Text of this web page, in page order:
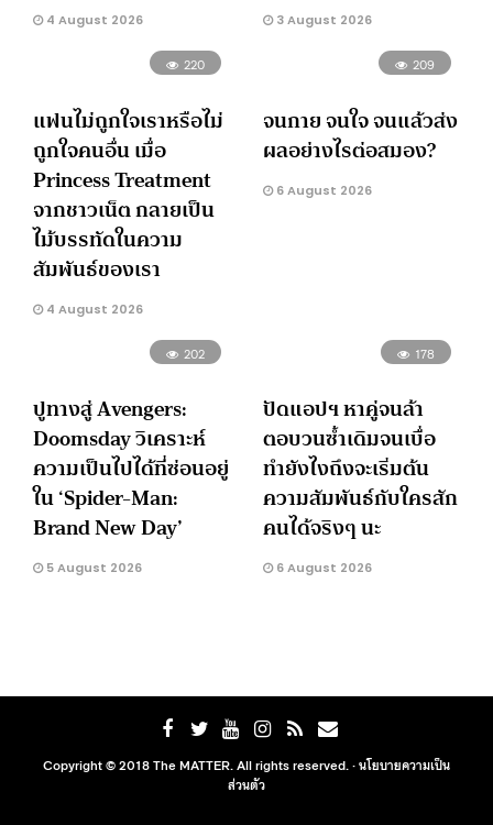
4 August 2026 3 August 2026
220
แฟนไม่ถูกใจเราหรือไม่
ถูกใจคนอื่น เมื่อ
Princess Treatment
จากชาวเน็ต กลายเป็น
ไม้บรรทัดในความ
สัมพันธ์ของเรา
4 August 2026
209
จนกาย จนใจ จนแล้วส่ง
ผลอย่างไรต่อสมอง?
6 August 2026
202
ปูทางสู่ Avengers:
Doomsday วิเคราะห์
ความเป็นไปได้ที่ซ่อนอยู่
ใน ‘Spider-Man:
Brand New Day’
5 August 2026
178
ปัดแอปฯ หาคู่จนล้า
ตอบวนซ้ำเดิมจนเบื่อ
ทำยังไงถึงจะเริ่มต้น
ความสัมพันธ์กับใครสัก
คนได้จริงๆ นะ
6 August 2026
Copyright © 2018 The MATTER. All rights reserved. ·นโยบายความเป็น
ส่วนตัว